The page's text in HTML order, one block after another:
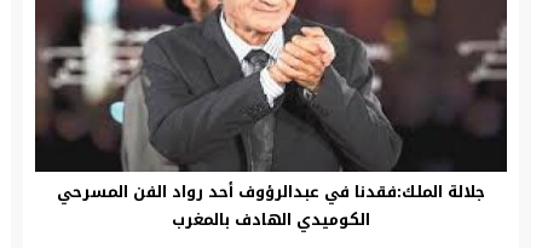
جلالة الملك:فقدنا في عبدالرؤوف أحد رواد الفن المسرحي
الكوميدي الهادف بالمغرب